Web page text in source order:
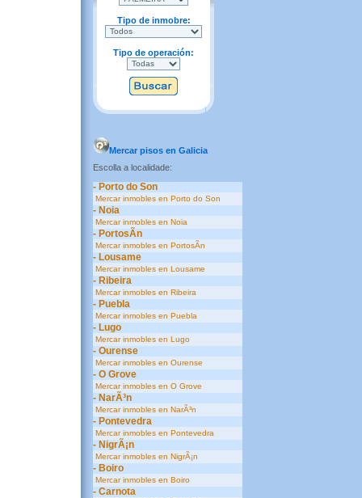
Tipo de inmobre:
Tipo de operación:
Mercar pisos en Galicia
Escolla a localidade:
- Porto do Son
Mercar inmobles en Porto do Son
- Noia
Mercar inmobles en Noia
- PortosÃ­n
Mercar inmobles en PortosÃ­n
- Lousame
Mercar inmobles en Lousame
- Ribeira
Mercar inmobles en Ribeira
- Puebla
Mercar inmobles en Puebla
- Lugo
Mercar inmobles en Lugo
- Ourense
Mercar inmobles en Ourense
- O Grove
Mercar inmobles en O Grove
- NarÃ³n
Mercar inmobles en NarÃ³n
- Pontevedra
Mercar inmobles en Pontevedra
- NigrÃ¡n
Mercar inmobles en NigrÃ¡n
- Boiro
Mercar inmobles en Boiro
- Carnota